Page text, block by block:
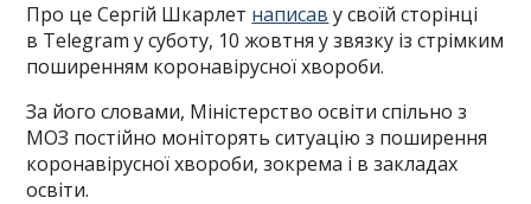
Про це Сергій Шкарлет написав у своїй сторінці
в Telegram у суботу, 10 жовтня у звязку із стрімким
поширенням коронавірусної хвороби.
За його словами, Міністерство освіти спільно з
МОЗ постійно моніторять ситуацію з поширення
коронавірусної хвороби, зокрема і в закладах
освіти.